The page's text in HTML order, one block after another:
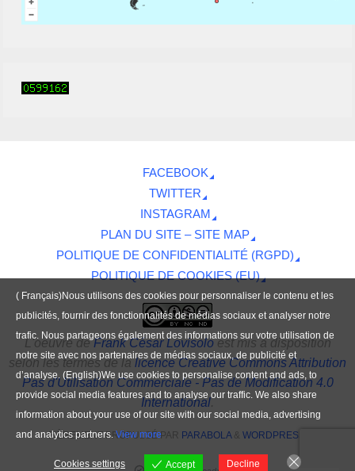
FACEBOOK
TWITTER
INSTAGRAM
PLAN DU SITE – SITE MAP
POLITIQUE DE CONFIDENTIALITÉ (RGPD)
POLITIQUE DE COOKIES (EU)
L'oeuvredeFrank César Lovisoloest mis à disposition
selon les termes de lalicence Creative Commons Attribution
Pas d'Utilisation Commerciale - Pas de Modification 4.0
International.
FIÈREMENT PROPULSÉ PAR PARABOLA& WORDPRESS.
( Français)Nous utilisons des cookies pour personnaliser le contenu et les
publicités, fournir des fonctionnalités de médias sociaux et analyser notre
trafic. Nous partageons également des informations sur votre utilisation de
notre site avec nos partenaires de médias sociaux, de publicité et
d’analyse. (English)We use cookies to personalise content and ads, to
provide social media features and to analyse our traffic. We also share
information about your use of our site with our social media, advertising
and analytics partners.View more
Cookies settings Accept Decline